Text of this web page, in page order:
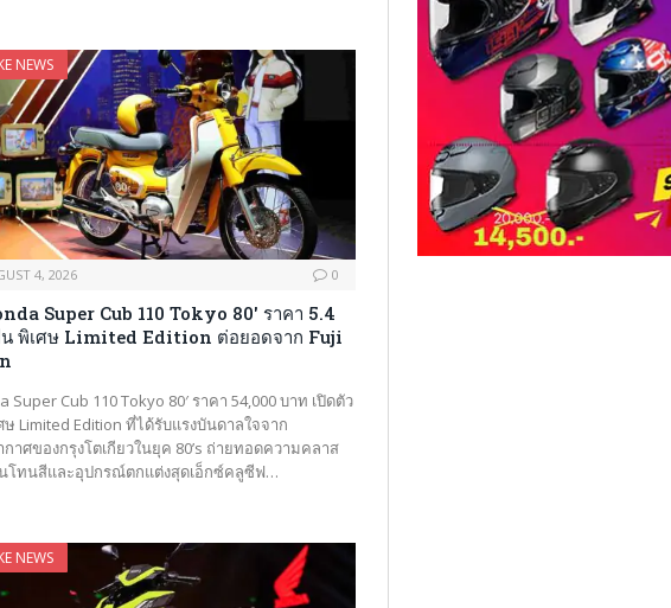
NEWS
4, 2026 0
Super Cub 110 Tokyo 80′ ราคา 5.4
พิเศษ Limited Edition ต่อยอดจาก Fuji
Super Cub 110 Tokyo 80′ ราคา 54,000 บาท เปิดตัว
ษ Limited Edition ที่ได้รับแรงบันดาลใจจาก
กาศของกรุงโตเกียวในยุค 80’s ถ่ายทอดความคลาส
โทนสีและอุปกรณ์ตกแต่งสุดเอ็กซ์คลูซีฟ…
NEWS